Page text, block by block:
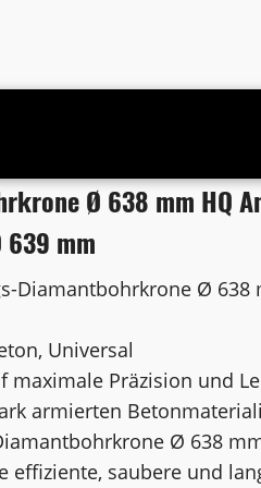
Ø 638 mm HQ
mm
Diamantbohrkrone Ø 638
Universal
maximale Präzision und
armierten
Ø 638
effiziente, saubere und